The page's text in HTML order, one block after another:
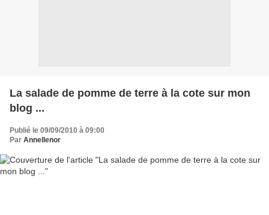
La salade de pomme de terre à la cote sur mon
blog ...
Publié le 09/09/2010 à 09:00
Par Annellenor